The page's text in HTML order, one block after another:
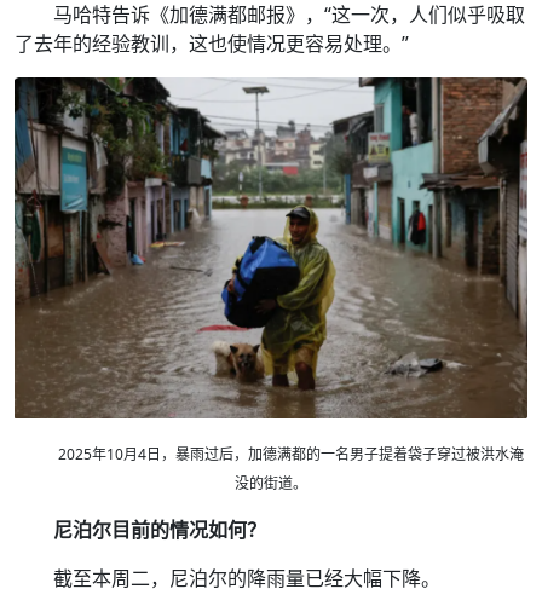
马哈特告诉《加德满都邮报》，“这一次，人们似乎吸取
了去年的经验教训，这也使情况更容易处理。”
2025年10月4日，暴雨过后，加德满都的一名男子提着袋子穿过被洪水淹
没的街道。
尼泊尔目前的情况如何？
截至本周二，尼泊尔的降雨量已经大幅下降。